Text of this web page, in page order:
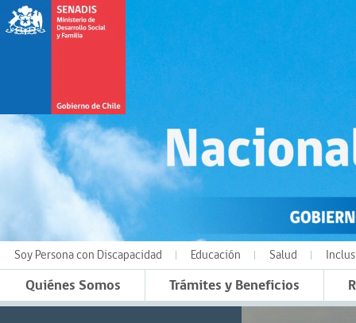
Soy Persona con Discapacidad Educación Salud
Quiénes Somos Trámites y Beneficios